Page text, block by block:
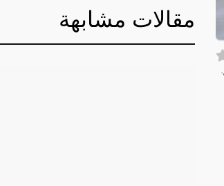
مقالات مشابهة